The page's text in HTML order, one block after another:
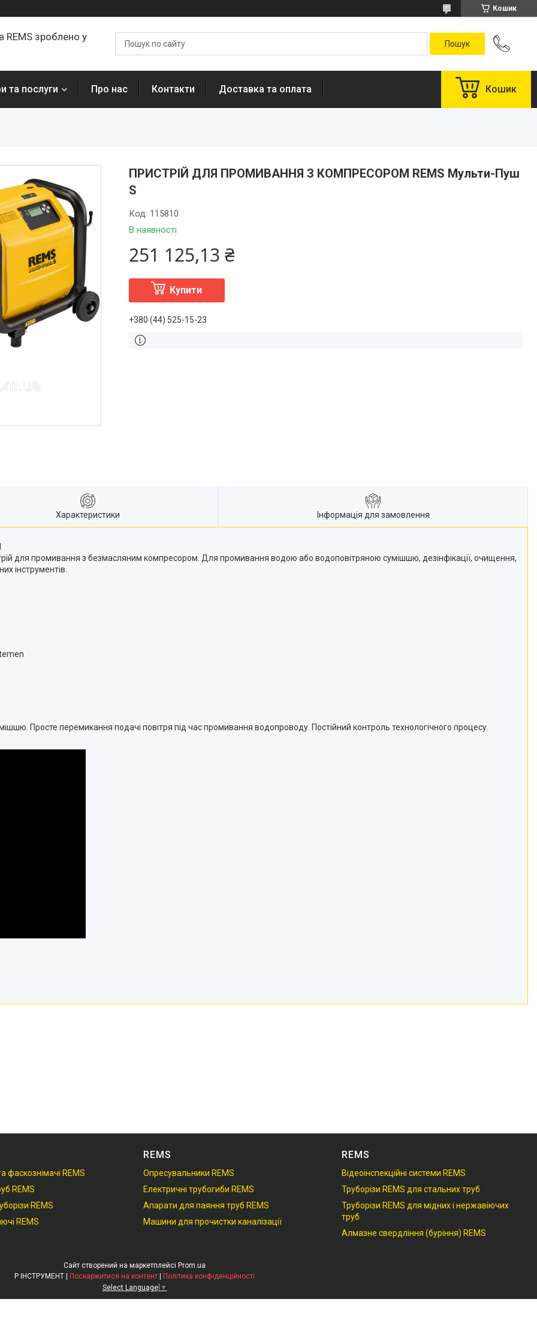
Кошик
REMS зроблено у
та послуги Про нас Контакти Доставка та оплата Кошик
ПРИСТРІЙ ДЛЯ ПРОМИВАННЯ З КОМПРЕСОРОМ REMS Мульти-Пуш
S
В наявності
Код: 115810
251 125,13 ₴
Купити
+380 (44) 525-15-23
Характеристики Інформація для замовлення
для промивання з безмасляним компресором. Для промивання водою або водоповітряною сумішшю, дезінфікації, очищення,
інструментів.
Просте перемикання подачі повітря під час промивання водопроводу. Постійний контроль технологічного процесу.
фаскознімачі REMS
REMS
REMS
REMS
REMS
Опресувальники REMS
Електричні трубогиби REMS
Апарати для паяння труб REMS
Машини для прочистки каналізації
REMS
Відеоінспекційні системи REMS
Труборізи REMS для стальних труб
Труборізи REMS для мідних і нержавіючих
труб
Алмазне свердління (буріння) REMS
Сайт створений на маркетплейсі Prom.ua
Поскаржитися на контент
Політика конфіденційності
Select Language ▼